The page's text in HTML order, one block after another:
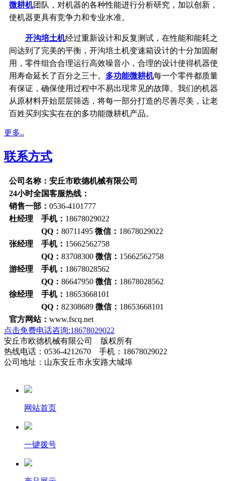
微耕机团队，对机器的各种性能进行分析研究，加以创新，
使机器更具有竞争力和专业水准。
开沟培土机经过重新设计和反复测试，在性能和能耗之
间达到了完美的平衡，开沟培土机变速箱设计的十分加固耐
用，零件组合合理运行高效噪音小，合理的设计使得机器使
用寿命延长了百分之三十。 多功能微耕机每一个零件都质量
有保证，确保使用过程中不易出现常见的故障。我们的机器
从原材料开始层层筛选，将每一部分打造的尽善尽美，让老
百姓买到实实在在的多功能微耕机产品。
更多..
联系方式
公司名称：安丘市欧德机械有限公司
24小时全国客服热线：
销售一部： 0536-4101777
杜经理 手机： 18678029022
QQ： 80711495 微信： 18678029022
张经理 手机： 15662562758
QQ： 83708300 微信： 15662562758
游经理 手机： 18678028562
QQ： 86647950 微信： 18678028562
徐经理 手机： 18653668101
QQ： 82308689 微信： 18653668101
官方网站： www.fscq.net
点击免费电话咨询:18678029022
安丘市欧德机械有限公司 版权所有
热线电话：0536-4212670 手机：18678029022
公司地址：山东安丘市永安路大城埠
网站首页
一键拨号